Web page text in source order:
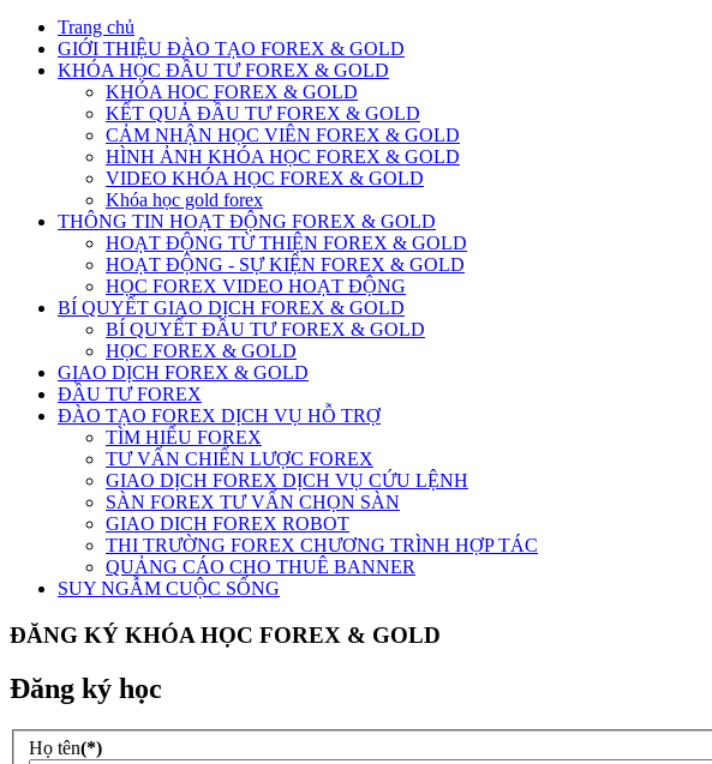
Trang chủ
GIỚI THIỆU ĐÀO TẠO FOREX & GOLD
KHÓA HỌC ĐẦU TƯ FOREX & GOLD
KHÓA HOC FOREX & GOLD
KẾT QUẢ ĐẦU TƯ FOREX & GOLD
CẢM NHẬN HỌC VIÊN FOREX & GOLD
HÌNH ẢNH KHÓA HỌC FOREX & GOLD
VIDEO KHÓA HỌC FOREX & GOLD
Khóa học gold forex
THÔNG TIN HOẠT ĐỘNG FOREX & GOLD
HOẠT ĐỘNG TỪ THIỆN FOREX & GOLD
HOẠT ĐỘNG - SỰ KIỆN FOREX & GOLD
HỌC FOREX VIDEO HOẠT ĐỘNG
BÍ QUYẾT GIAO DỊCH FOREX & GOLD
BÍ QUYẾT ĐẦU TƯ FOREX & GOLD
HỌC FOREX & GOLD
GIAO DỊCH FOREX & GOLD
ĐẦU TƯ FOREX
ĐÀO TẠO FOREX DỊCH VỤ HỖ TRỢ
TÌM HIỂU FOREX
TƯ VẤN CHIẾN LƯỢC FOREX
GIAO DỊCH FOREX DỊCH VỤ CỨU LỆNH
SÀN FOREX TƯ VẤN CHỌN SÀN
GIAO DICH FOREX ROBOT
THI TRƯỜNG FOREX CHƯƠNG TRÌNH HỢP TÁC
QUẢNG CÁO CHO THUÊ BANNER
SUY NGẪM CUỘC SỐNG
ĐĂNG KÝ KHÓA HỌC FOREX & GOLD
Đăng ký học
Họ tên(*)